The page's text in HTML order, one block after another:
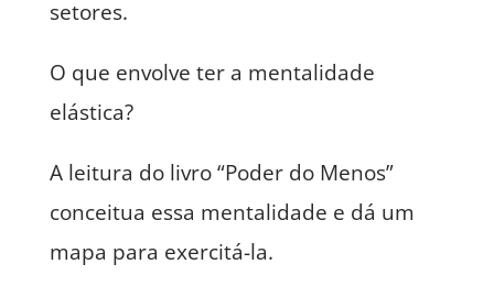
setores.
O que envolve ter a mentalidade
elástica?
A leitura do livro “Poder do Menos”
conceitua essa mentalidade e dá um
mapa para exercitá-la.